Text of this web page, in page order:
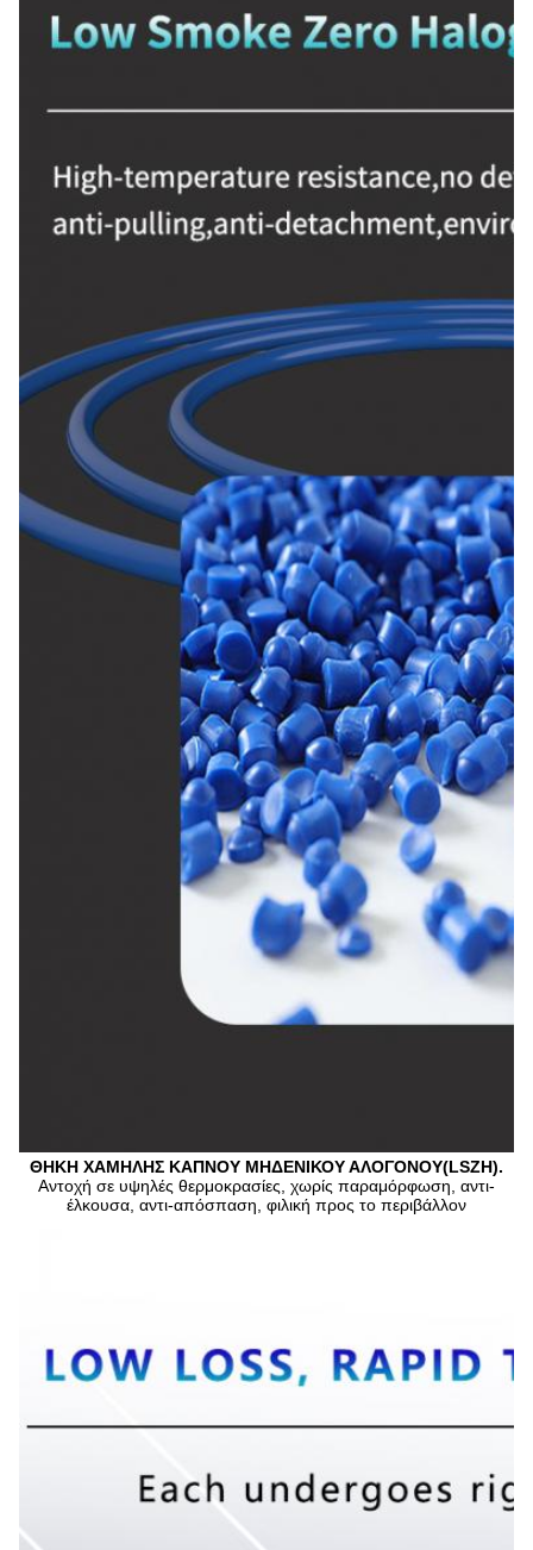
ΘΗΚΗ ΧΑΜΗΛΗΣ ΚΑΠΝΟΥ ΜΗΔΕΝΙΚΟΥ ΑΛΟΓΟΝΟΥ(LSZH).
Αντοχή σε υψηλές θερμοκρασίες, χωρίς παραμόρφωση, αντι-
έλκουσα, αντι-απόσπαση, φιλική προς το περιβάλλον